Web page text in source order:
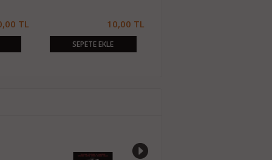
TL 10,00 TL
SEPETE EKLE